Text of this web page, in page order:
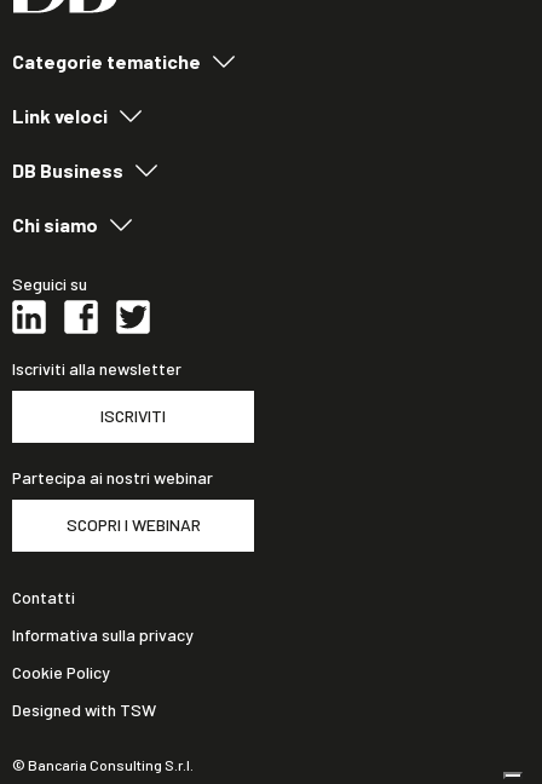
Categorie tematiche
Link veloci
DB Business
Chi siamo
Seguici su
Iscriviti alla newsletter
ISCRIVITI
Partecipa ai nostri webinar
SCOPRI I WEBINAR
© Bancaria Consulting S.r.l.
Contatti
Informativa sulla privacy
Cookie Policy
Designed with TSW